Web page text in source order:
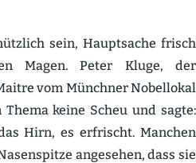
sein, Haupt­sache frisch
Magen. Peter Kluge, der
vom Münchner Nobel­lokal
Thema keine Scheu und sagte:
Hirn, es erfrischt. Manchen
angesehen, dass sie